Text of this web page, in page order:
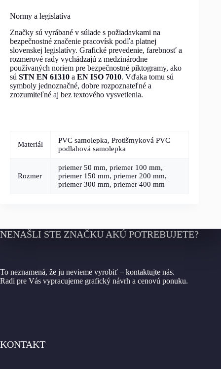
Normy a legislatíva
Značky sú vyrábané v súlade s požiadavkami na
bezpečnostné značenie pracovísk podľa platnej
slovenskej legislatívy. Grafické prevedenie, farebnosť a
rozmerové rady vychádzajú z medzinárodne
používaných noriem pre bezpečnostné piktogramy, ako
sú STN EN 61310 a EN ISO 7010. Vďaka tomu sú
symboly jednoznačné, dobre rozpoznateľné a
zrozumiteľné aj bez textového vysvetlenia.
Materiál
PVC samolepka, Protišmyková PVC
podlahová samolepka
Rozmer
priemer 50 mm, priemer 100 mm,
priemer 150 mm, priemer 200 mm,
priemer 300 mm, priemer 400 mm
NENAŠLI STE ZNAČKU AKÚ POTREBUJETE?
To neznamená, že ju nevieme vyrobiť – kontaktujte nás.
Radi pre Vás vypracujeme grafický návrh a cenovú ponuku.
KONTAKT